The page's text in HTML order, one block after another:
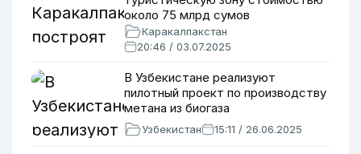
около 75 млрд сумов
Каракалпакстан
20:46 / 03.07.2025
В Узбекистане реализуют
пилотный проект по производству
метана из биогаза
Узбекистан 15:11 / 26.06.2025